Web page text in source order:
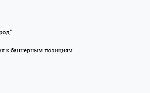
к баннерным позициям